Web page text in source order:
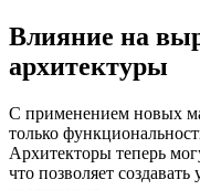
Влияние на
архитектуры
С применением новых
только
Архитекторы теперь
что позволяет